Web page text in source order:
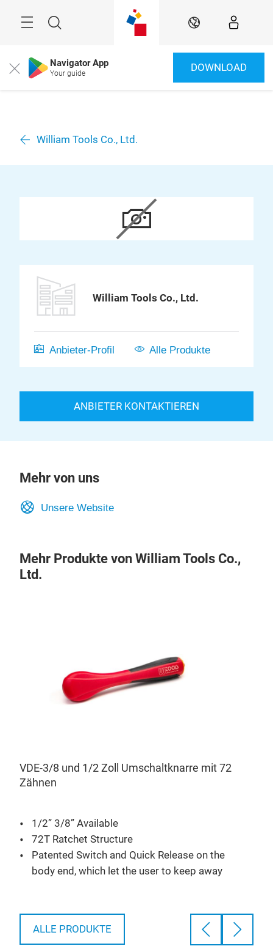
Suche DE
Close Navigator App
Your guide DOWNLOAD
William Tools Co., Ltd.
William Tools Co., Ltd.
Anbieter-Profil Alle Produkte
ANBIETER KONTAKTIEREN
Mehr von uns
Unsere Website
Mehr Produkte von William Tools Co.,
Ltd.
VDE-3/8 und 1/2 Zoll Umschaltknarre mit 72
Zähnen
1/2” 3/8” Available
72T Ratchet Structure
Patented Switch and Quick Release on the
body end, which let the user to keep away
1000V insulated
Work with socket sets. The unique anti-slip
ALLE PRODUKTE